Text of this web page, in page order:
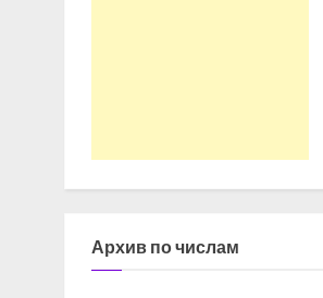
Архив по числам